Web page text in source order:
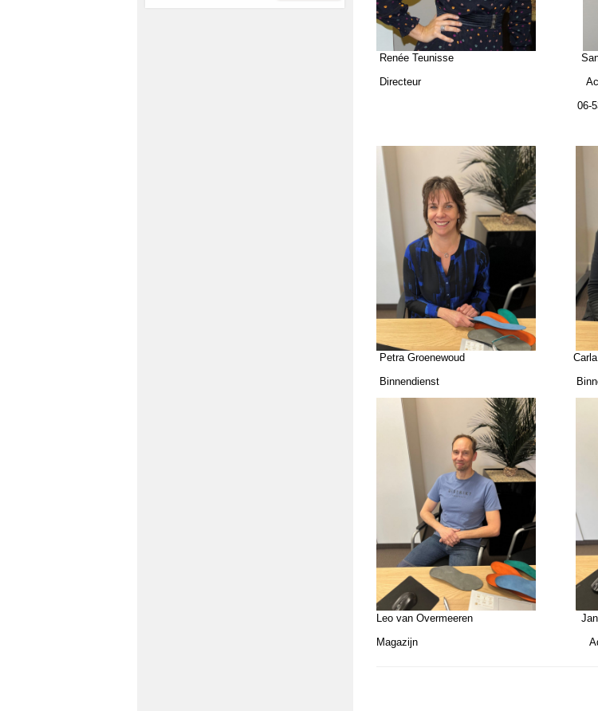
Renée Teunisse Sandra
Directeur
06-
Petra Groenewoud Carla van
Binnendienst
Leo van Overmeeren Jan
Magazijn